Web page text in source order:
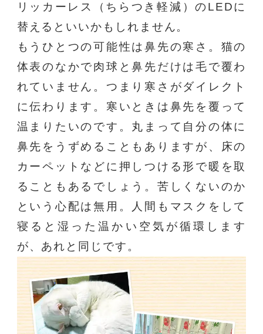
リッカーレス（ちらつき軽減）のLEDに
替えるといいかもしれません。
もうひとつの可能性は鼻先の寒さ。猫の
体表のなかで肉球と鼻先だけは毛で覆わ
れていません。つまり寒さがダイレクト
に伝わります。寒いときは鼻先を覆って
温まりたいのです。丸まって自分の体に
鼻先をうずめることもありますが、床の
カーペットなどに押しつける形で暖を取
ることもあるでしょう。苦しくないのか
という心配は無用。人間もマスクをして
寝ると湿った温かい空気が循環します
が、あれと同じです。